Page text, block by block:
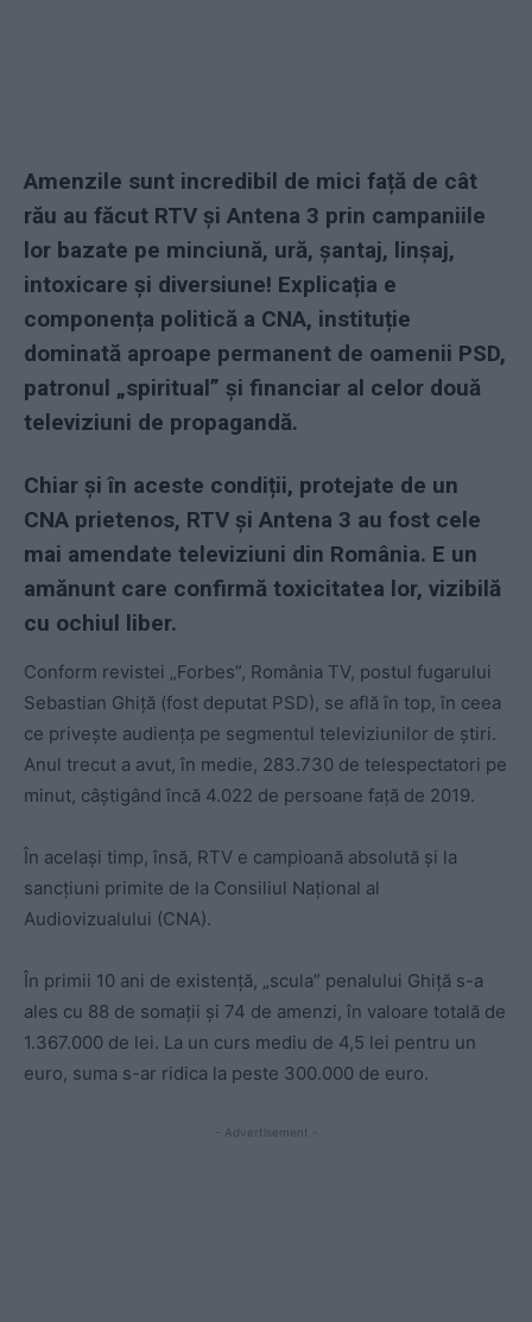
Amenzile sunt incredibil de mici față de cât
rău au făcut RTV și Antena 3 prin campaniile
lor bazate pe minciună, ură, șantaj, linșaj,
intoxicare și diversiune! Explicația e
componența politică a CNA, instituție
dominată aproape permanent de oamenii PSD,
patronul „spiritual” și financiar al celor două
televiziuni de propagandă.
Chiar și în aceste condiții, protejate de un
CNA prietenos, RTV și Antena 3 au fost cele
mai amendate televiziuni din România. E un
amănunt care confirmă toxicitatea lor, vizibilă
cu ochiul liber.
Conform revistei „Forbes”, România TV, postul fugarului
Sebastian Ghiță (fost deputat PSD), se află în top, în ceea
ce privește audiența pe segmentul televiziunilor de știri.
Anul trecut a avut, în medie, 283.730 de telespectatori pe
minut, câștigând încă 4.022 de persoane față de 2019.
În același timp, însă, RTV e campioană absolută și la
sancțiuni primite de la Consiliul Național al
Audiovizualului (CNA).
În primii 10 ani de existență, „scula” penalului Ghiță s-a
ales cu 88 de somații și 74 de amenzi, în valoare totală de
1.367.000 de lei. La un curs mediu de 4,5 lei pentru un
euro, suma s-ar ridica la peste 300.000 de euro.
- Advertisement -